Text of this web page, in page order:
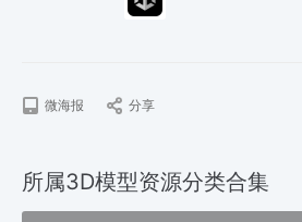
微海报 分享
所属3D模型资源分类合集